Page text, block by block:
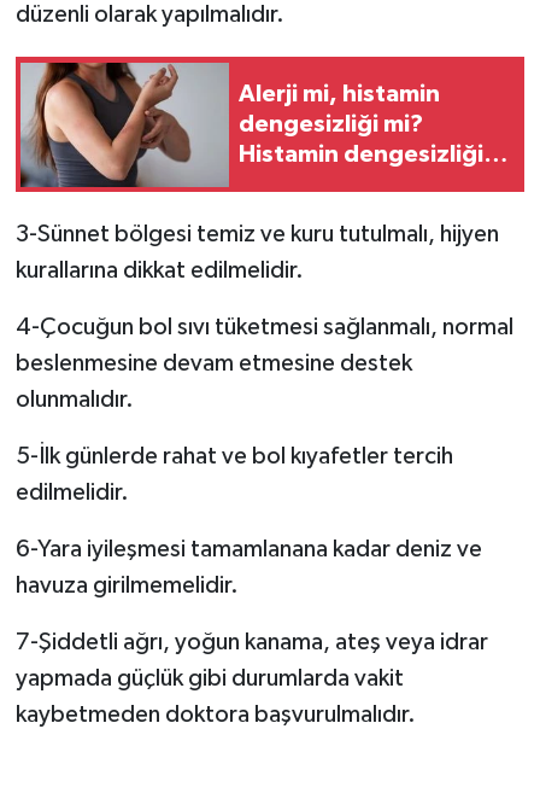
düzenli olarak yapılmalıdır.
Alerji mi, histamin
dengesizliği mi?
Histamin dengesizliği
3-Sünnet bölgesi temiz ve kuru tutulmalı, hijyen
kurallarına dikkat edilmelidir.
4-Çocuğun bol sıvı tüketmesi sağlanmalı, normal
beslenmesine devam etmesine destek
olunmalıdır.
5-İlk günlerde rahat ve bol kıyafetler tercih
edilmelidir.
6-Yara iyileşmesi tamamlanana kadar deniz ve
havuza girilmemelidir.
7-Şiddetli ağrı, yoğun kanama, ateş veya idrar
yapmada güçlük gibi durumlarda vakit
kaybetmeden doktora başvurulmalıdır.